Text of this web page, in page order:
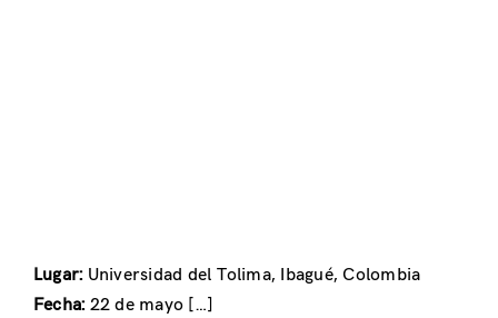
Lugar:Universidad del Tolima, Ibagué, Colombia
Fecha:22 de mayo […]